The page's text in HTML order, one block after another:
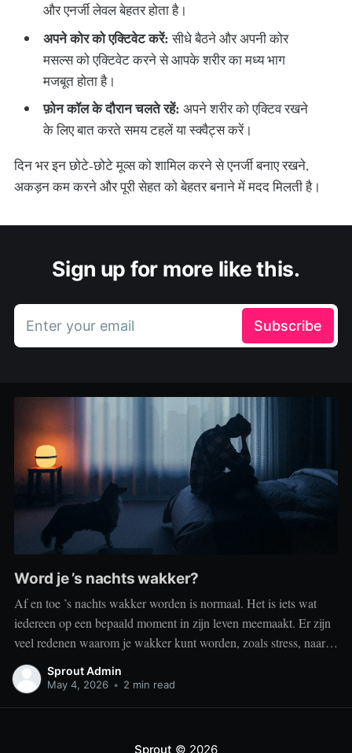
और एनर्जी लेवल बेहतर होता है।
अपने कोर को एक्टिवेट करें:सीधे बैठने और अपनी कोर
मसल्स को एक्टिवेट करने से आपके शरीर का मध्य भाग
मजबूत होता है।
फ़ोन कॉल के दौरान चलते रहें: अपने शरीर को एक्टिव रखने
के लिए बात करते समय टहलें या स्क्वैट्स करें।
दिन भर इन छोटे-छोटे मूव्स को शामिल करने से एनर्जी बनाए रखने,
अकड़न कम करने और पूरी सेहत को बेहतर बनाने में मदद मिलती है।
Sign up for more like this.
Enter your email Subscribe
Word je ’s nachts wakker?
Af en toe ’s nachts wakker worden is normaal. Het is iets wat
iedereen op een bepaald moment in zijn leven meemaakt. Er zijn
veel redenen waarom je wakker kunt worden, zoals stress, naar
het toilet moeten, je omgeving of medische aandoeningen die je
slaap beïnvloeden. Dit is geen probleem
Sprout Admin
May 4, 2026 • 2 min read
Sprout © 2026